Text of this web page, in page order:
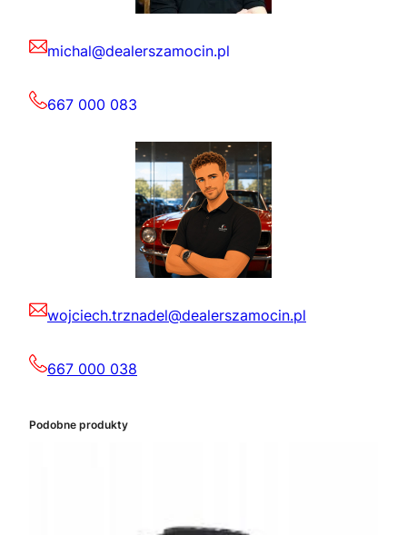
michal@dealerszamocin.pl
667 000 083
wojciech.trznadel@dealerszamocin.pl
667 000 038
Podobne produkty